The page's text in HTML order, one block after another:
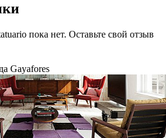
пока нет. Оставьте свой отзыв
Gayafores